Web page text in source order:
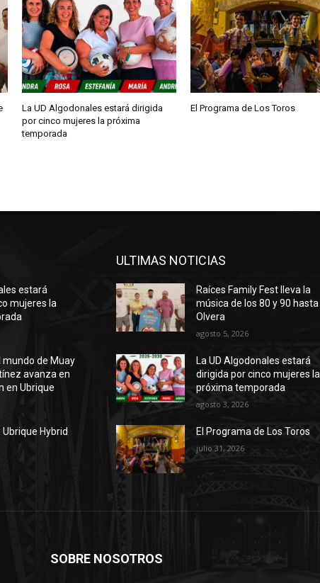
La UD Algodonales estará dirigida
por cinco mujeres la próxima
temporada
El Programa de Los Toros
estará
mujeres la
mundo de Muay
avanza en
en Ubrique
Hybrid
ULTIMAS NOTICIAS
Raíces Family Fest lleva la
música de los 80 y 90 hasta
Olvera
agosto 5, 2026
La UD Algodonales estará
dirigida por cinco mujeres la
próxima temporada
agosto 3, 2026
El Programa de Los Toros
julio 31, 2026
SOBRE NOSOTROS